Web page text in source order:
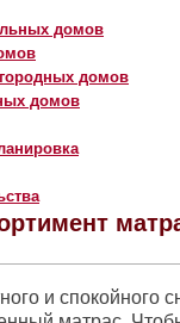
домов
домов
домов
и спокойного